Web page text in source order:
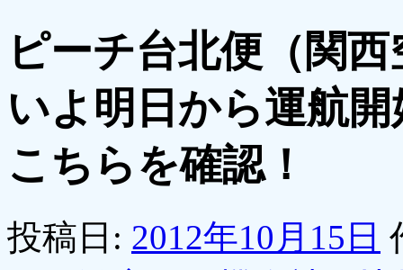
ピーチ台北便（関
いよ明日から運航
こちらを確認！
投稿日: 2012年10月15日